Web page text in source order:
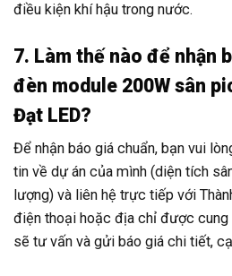
điều kiện khí hậu trong nước.
7. Làm thế nào để nhận
đèn module 200W sân
Đạt LED?
Để nhận báo giá chuẩn, bạn vui
tin về dự án của mình (diện tích
lượng) và liên hệ trực tiếp với
điện thoại hoặc địa chỉ được cung
sẽ tư vấn và gửi báo giá chi tiết,